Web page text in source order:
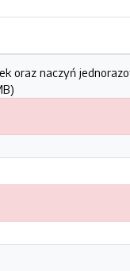
oraz naczyń